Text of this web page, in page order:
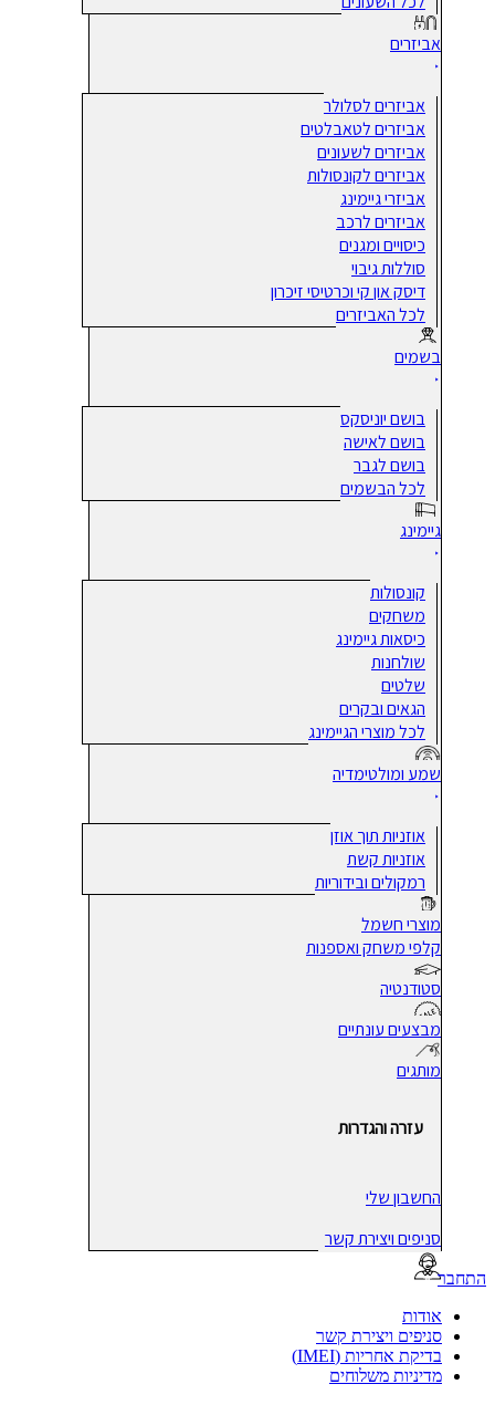
אביזרים
אביזרים לסלולר
אביזרים לטאבלטים
אביזרים לשעונים
אביזרים לקונסולות
אביזרי גיימינג
אביזרים לרכב
כיסויים ומגנים
סוללות גיבוי
דיסק און קי וכרטיסי זיכרון
לכל האביזרים
בשמים
בושם יוניסקס
בושם לאישה
בושם לגבר
לכל הבשמים
גיימינג
קונסולות
משחקים
כיסאות גיימינג
שולחנות
שלטים
הגאים ובקרים
לכל מוצרי הגיימינג
שמע ומולטימדיה
אוזניות תוך אוזן
אוזניות קשת
רמקולים ובידוריות
מוצרי חשמל
קלפי משחק ואספנות
סטודנטיה
מבצעים עונתיים
מותגים
עזרה והגדרות
החשבון שלי
סניפים ויצירת קשר
אודות
סניפים ויצירת קשר
בדיקת אחריות (IMEI)
מדיניות משלוחים